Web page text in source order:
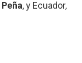
Peña, y Ecuador,